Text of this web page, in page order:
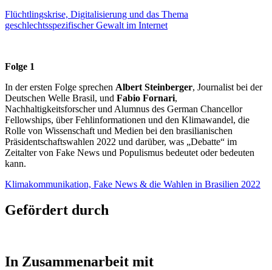
Flüchtlingskrise, Digitalisierung und das Thema
geschlechtsspezifischer Gewalt im Internet
Folge 1
In der ersten Folge sprechen Albert Steinberger, Journalist bei der
Deutschen Welle Brasil, und Fabio Fornari,
Nachhaltigkeitsforscher und Alumnus des German Chancellor
Fellowships, über Fehlinformationen und den Klimawandel, die
Rolle von Wissenschaft und Medien bei den brasilianischen
Präsidentschaftswahlen 2022 und darüber, was „Debatte“ im
Zeitalter von Fake News und Populismus bedeutet oder bedeuten
kann.
Klimakommunikation, Fake News & die Wahlen in Brasilien 2022
Gefördert durch
In Zusammenarbeit mit